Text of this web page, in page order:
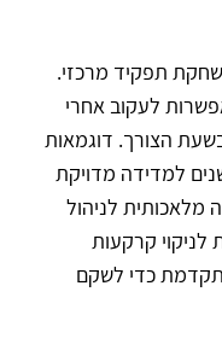
תפקיד מרכזי.
לעקוב אחרי
הצורך. דוגמאות
למדידה מדויקת
לניהול
קרקעות
כדי לשקם